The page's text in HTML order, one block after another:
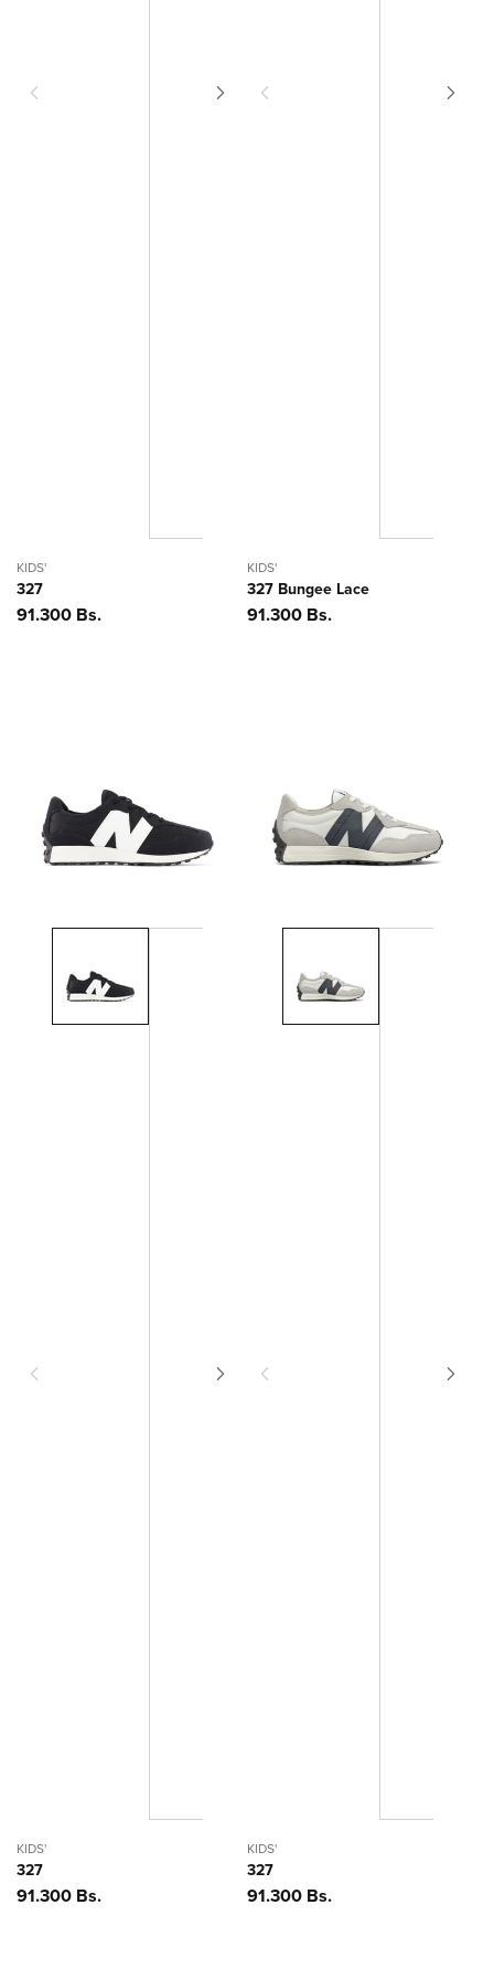
KIDS'
327
Precio
91.300 Bs.
KIDS'
327 Bungee Lace
Precio
91.300 Bs.
KIDS'
327
Precio
91.300 Bs.
KIDS'
327
Precio
91.300 Bs.